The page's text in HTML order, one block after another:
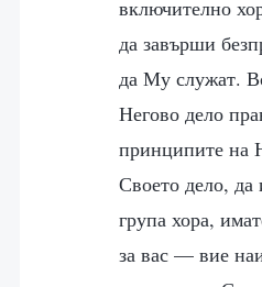
включително
да завърши
да Му служат.
Негово дело
принципите на
Своето дело, да
група хора,
за вас — вие